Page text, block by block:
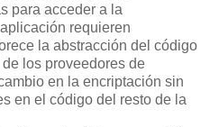
para acceder a la
requieren
la abstracción del código
los proveedores de
en la encriptación sin
en el código del resto de la